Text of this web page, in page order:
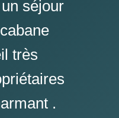
séjour
très
.